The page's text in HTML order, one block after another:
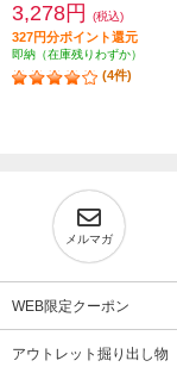
3,278円 (税込)
327円分ポイント還元
即納（在庫残りわずか）
(4件)
メルマガ
WEB限定クーポン
アウトレット掘り出し物